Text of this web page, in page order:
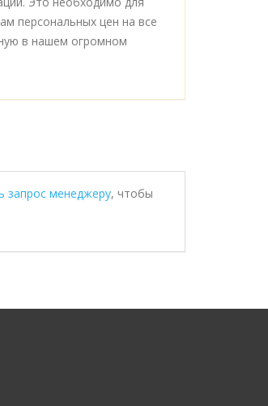
персональных цен на все
в нашем огромном
запрос менеджеру, чтобы